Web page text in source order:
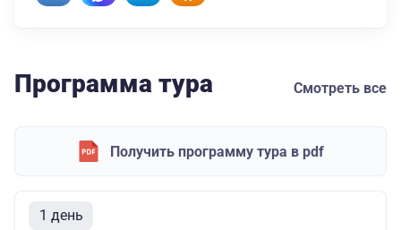
Программа тура Смотреть все
Получить программу тура в pdf
1 день